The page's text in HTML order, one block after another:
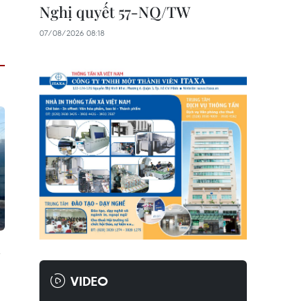
Nghị quyết 57-NQ/TW
07/08/2026 08:18
VIDEO